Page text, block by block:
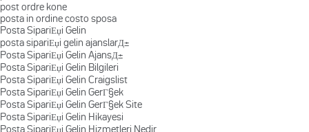
post ordre kone
posta in ordine costo sposa
Posta SipariЕџi Gelin
posta sipariЕџi gelin ajanslarД±
Posta SipariЕџi Gelin AjansД±
Posta SipariЕџi Gelin Bilgileri
Posta SipariЕџi Gelin Craigslist
Posta SipariЕџi Gelin GerГ§ek
Posta SipariЕџi Gelin GerГ§ek Site
Posta SipariЕџi Gelin Hikayesi
Posta SipariЕџi Gelin Hizmetleri Nedir